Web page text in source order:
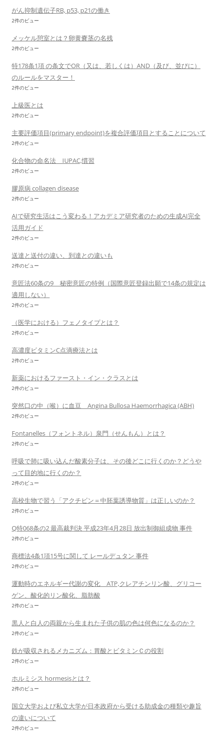
がん抑制遺伝子RB, p53, p21の働き
2件のビュー
メッケル憩室とは？卵黄嚢茎の名残
2件のビュー
特178条1項 の条文でOR（又は、若しくは）AND（及び、並びに）
のルールをマスター！
2件のビュー
上級医とは
2件のビュー
主要評価項目(primary endpoint)を複合評価項目とすることについて
2件のビュー
化合物の命名法 IUPAC,慣習
2件のビュー
膠原病 collagen disease
2件のビュー
AIで研究生活はこう変わる！アカデミア研究者のための生成AI完全
活用ガイド
2件のビュー
送達と送付の違い、到達との違いも
2件のビュー
意匠法60条の9 秘密意匠の特例（国際意匠登録出願で14条の規定は
適用しない）
2件のビュー
（医学における）フェノタイプとは？
2件のビュー
高濃度ビタミンC点滴療法とは
2件のビュー
新薬におけるファースト・イン・クラスとは
2件のビュー
突然口の中（喉）に血豆 Angina Bullosa Haemorrhagica (ABH)
2件のビュー
Fontanelles（フォントネル）泉門（せんもん）とは？
2件のビュー
呼吸で肺に吸い込んだ酸素分子は、その後どこに行くのか？どうや
って目的地に行くのか？
2件のビュー
高校生物で習う「アクチビン＝中胚葉誘導物質」は正しいのか？
2件のビュー
Q特068条の2 最高裁判決 平成23年4月28日 放出制御組成物 事件
2件のビュー
商標法4条1項15号に関して レールデュタン 事件
2件のビュー
運動時のエネルギー代謝の変化 ATP,クレアチンリン酸、グリコー
ゲン、酸化的リン酸化、脂肪酸
2件のビュー
黒人と白人の両親から生まれた子供の肌の色は何色になるのか？
2件のビュー
鉄が吸収されるメカニズム：胃酸とビタミンＣの役割
2件のビュー
ホルミシス hormesisとは？
2件のビュー
国立大学および私立大学が日本政府から受ける助成金の種類や趣旨
の違いについて
2件のビュー